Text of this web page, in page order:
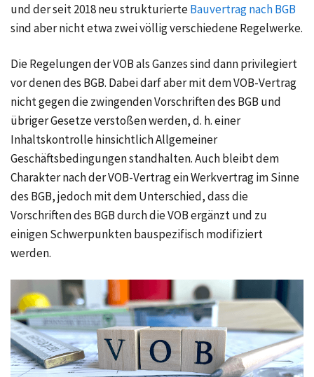
und der seit 2018 neu strukturierteBauvertrag nach BGB
sind aber nicht etwa zwei völlig verschiedene Regelwerke.
Die Regelungen der VOB als Ganzes sind dann privilegiert
vor denen des BGB. Dabei darf aber mit dem VOB-Vertrag
nicht gegen die zwingenden Vorschriften des BGB und
übriger Gesetze verstoßen werden, d. h. einer
Inhaltskontrolle hinsichtlich Allgemeiner
Geschäftsbedingungen standhalten. Auch bleibt dem
Charakter nach der VOB-Vertrag ein Werkvertrag im Sinne
des BGB, jedoch mit dem Unterschied, dass die
Vorschriften des BGB durch die VOB ergänzt und zu
einigen Schwerpunkten bauspezifisch modifiziert
werden.